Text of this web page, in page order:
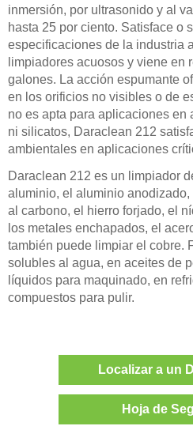
inmersión, por ultrasonido y al
hasta 25 por ciento. Satisface o
especificaciones de la industria
limpiadores acuosos y viene en
galones. La acción espumante
en los orificios no visibles o de
no es apta para aplicaciones en
ni silicatos, Daraclean 212
ambientales en aplicaciones
Daraclean 212 es un limpiador
aluminio, el aluminio
al carbono, el hierro forjado, el
los metales enchapados, el
también puede limpiar el cobre.
solubles al agua, en aceites de
líquidos para maquinado, en
compuestos para pulir.
Localizar a un
Hoja de